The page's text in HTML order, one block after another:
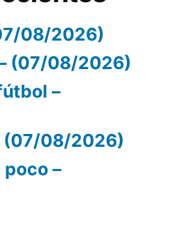
08/2026)
(07/08/2026)
–
(07/08/2026)
poco –